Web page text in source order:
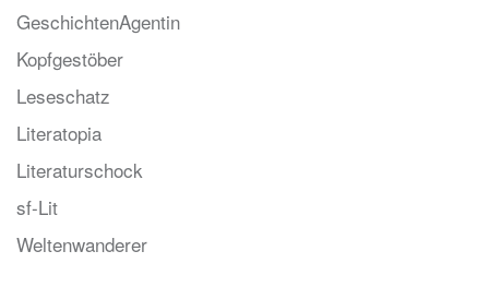
GeschichtenAgentin
Kopfgestöber
Leseschatz
Literatopia
Literaturschock
sf-Lit
Weltenwanderer